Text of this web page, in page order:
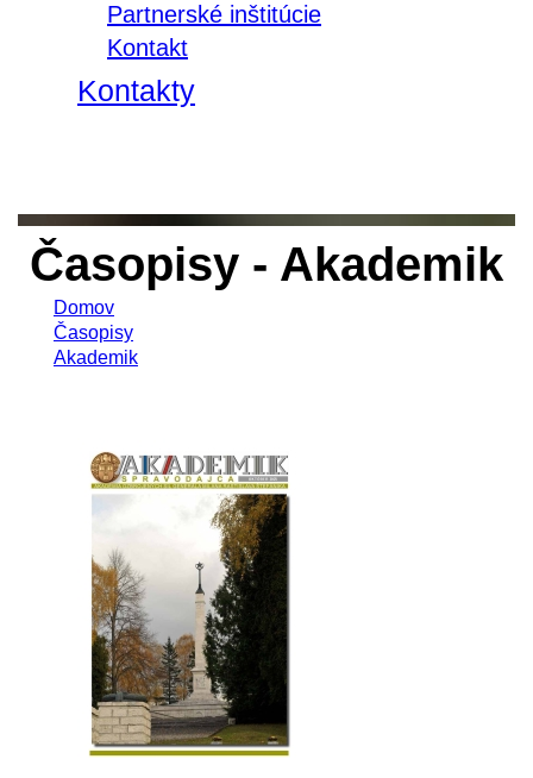
Partnerské inštitúcie
Kontakt
Kontakty
Časopisy - Akademik
Domov
Časopisy
Akademik